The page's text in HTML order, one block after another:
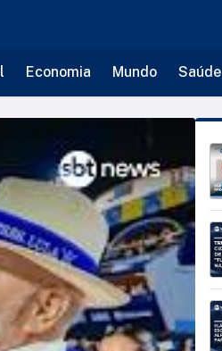
Economia Mundo Saúde